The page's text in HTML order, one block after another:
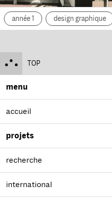
année 1 design graphique
TOP
menu
accueil
projets
recherche
international